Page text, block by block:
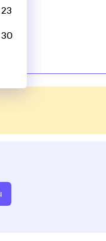
23
30